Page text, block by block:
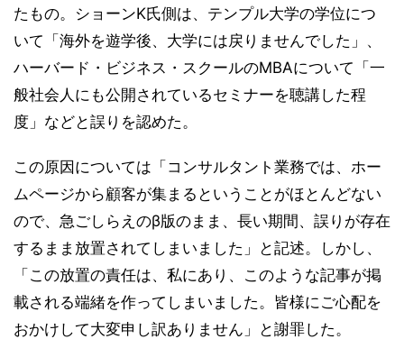
たもの。ショーンK氏側は、テンプル大学の学位につ
いて「海外を遊学後、大学には戻りませんでした」、
ハーバード・ビジネス・スクールのMBAについて「一
般社会人にも公開されているセミナーを聴講した程
度」などと誤りを認めた。
この原因については「コンサルタント業務では、ホー
ムページから顧客が集まるということがほとんどない
ので、急ごしらえのβ版のまま、長い期間、誤りが存在
するまま放置されてしまいました」と記述。しかし、
「この放置の責任は、私にあり、このような記事が掲
載される端緒を作ってしまいました。皆様にご心配を
おかけして大変申し訳ありません」と謝罪した。